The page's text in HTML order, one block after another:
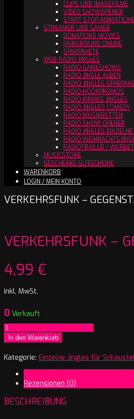
CLIPS UND IMAGEFILME
VIDEO SHOWOPENER
START STOP
STREAMER UND GAMER
DONATIONS MOVIES
FAIRGROUND ONLINE
SPARPAKETE
WEB RADIO JINGLES
RADIO GAMESHOWS
RADIO JINGLE ALBEN
RADIO JINGLES
RADIO HOOKPROMOS
RADIO KIRMES JINGLES
RADIO JINGLES COMEDY
RADIO MUSIKBETTEN
RADIO SHOW OPENER
RADIO JINGLES
RADIO
RADIOTRAILER /
MUSICSTORE
GESCHENKE GUTSCHEINE
WARENKORB
LOGIN / MEIN KONTO
VERKEHRSFUNK –
VERKEHRSFUNK –
4,99 €
inkl. MwSt.
0 Verkauft
Verkehrsfunk
Gegenstände
Menge
In den Warenkorb
Kategorie: Einzelne Jingles für
Rezensionen (0)
BESCHREIBUNG